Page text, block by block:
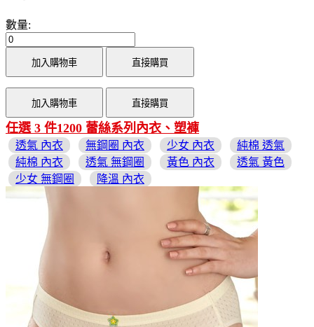
數量:
加入購物車 直接購買
加入購物車 直接購買
任選 3 件1200 蕾絲系列內衣、塑褲
透氣 內衣 無鋼圈 內衣 少女 內衣
純棉 透氣
純棉 內衣
透氣 無鋼圈 黃色 內衣
透氣 黃色
少女 無鋼圈
降溫 內衣